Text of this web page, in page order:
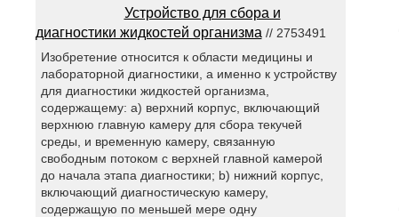
Устройство для сбора и
диагностики жидкостей организма // 2753491
Изобретение относится к области медицины и
лабораторной диагностики, а именно к устройству
для диагностики жидкостей организма,
содержащему: a) верхний корпус, включающий
верхнюю главную камеру для сбора текучей
среды, и временную камеру, связанную
свободным потоком с верхней главной камерой
до начала этапа диагностики; b) нижний корпус,
включающий диагностическую камеру,
содержащую по меньшей мере одну